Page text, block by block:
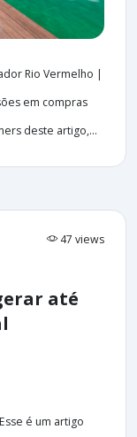
Rio Vermelho |
em compras
deste artigo,...
47 views
até
é um artigo